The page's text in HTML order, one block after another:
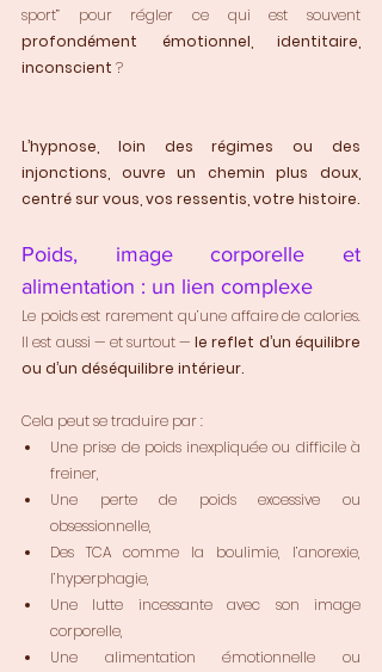
profondément émotionnel, identitaire,
inconscient ?
L’hypnose, loin des régimes ou des
injonctions, ouvre un chemin plus doux,
centré sur vous, vos ressentis, votre histoire.
Poids, image corporelle et
alimentation : un lien complexe
Le poids est rarement qu’une affaire de calories.
Il est aussi — et surtout — le reflet d’un équilibre
ou d’un déséquilibre intérieur.
Cela peut se traduire par :
Une prise de poids inexpliquée ou difficile à
freiner,
Une perte de poids excessive ou
obsessionnelle,
Des TCA comme la boulimie, l’anorexie,
l’hyperphagie,
Une lutte incessante avec son image
corporelle,
Une alimentation émotionnelle ou